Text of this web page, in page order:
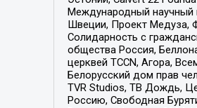
Международный научный
Швеции, Проект Медуза,
Солидарность с
общества Россия,
церквей TCCN, Агора,
Белорусский дом прав
TVR Studios, ТВ Дождь,
Россию, Свободная